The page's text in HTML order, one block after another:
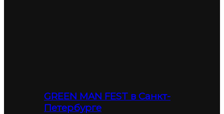
GREEN MAN FEST в Санкт-
Петербурге